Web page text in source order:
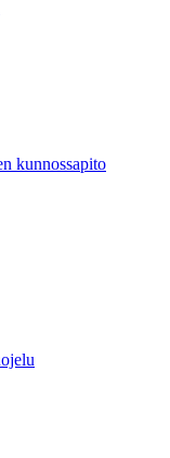
kunnossapito